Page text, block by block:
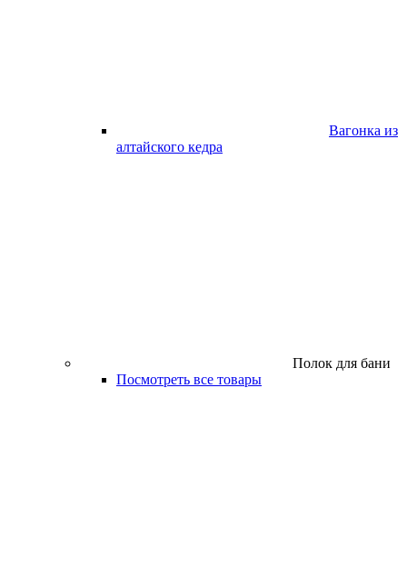
Вагонка из
алтайского кедра
Полок для бани
Посмотреть все товары